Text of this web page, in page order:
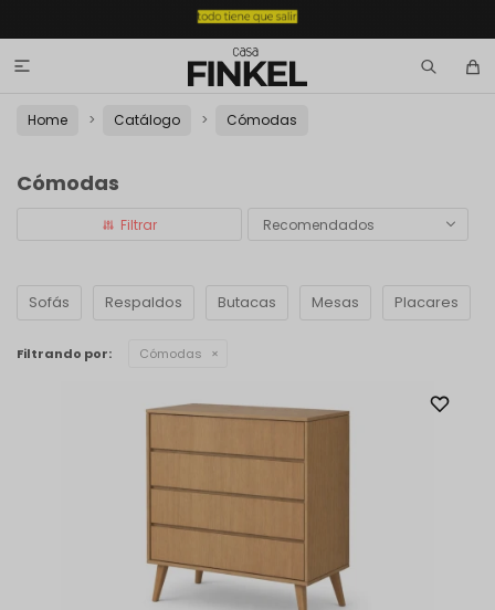

Home Catálogo Cómodas
Cómodas
Recomendados
Sofás Respaldos Butacas Mesas Placares
Filtrando por: Cómodas